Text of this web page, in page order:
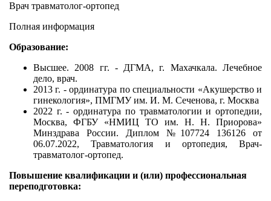
Врач травматолог-ортопед
Полная информация
Образование:
Высшее. 2008 гг. - ДГМА, г. Махачкала. Лечебное
дело, врач.
2013 г. - ординатура по специальности «Акушерство и
гинекология», ПМГМУ им. И. М. Сеченова, г. Москва
2022 г. - ординатура по травматологии и ортопедии,
Москва, ФГБУ «НМИЦ ТО им. Н. Н. Приорова»
Минздрава России. Диплом №107724 136126 от
06.07.2022, Травматология и ортопедия, Врач-
травматолог-ортопед.
Повышение квалификации и (или) профессиональная
переподготовка: